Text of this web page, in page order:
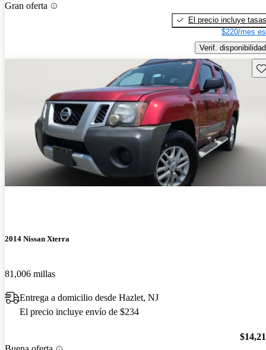
Gran oferta
El precio incluye tasas
$220/mes
Verif. disponibilidad
2014 Nissan Xterra
81,006 millas
Entrega a domicilio desde Hazlet, NJ
El precio incluye envío de $234